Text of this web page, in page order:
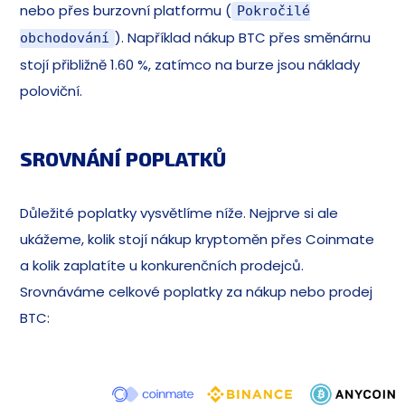
nebo přes burzovní platformu ( Pokročilé
obchodování ). Například nákup BTC přes směnárnu
stojí přibližně 1.60 %, zatímco na burze jsou náklady
poloviční.
SROVNÁNÍ POPLATKŮ
Důležité poplatky vysvětlíme níže. Nejprve si ale
ukážeme, kolik stojí nákup kryptoměn přes Coinmate
a kolik zaplatíte u konkurenčních prodejců.
Srovnáváme celkové poplatky za nákup nebo prodej
BTC: